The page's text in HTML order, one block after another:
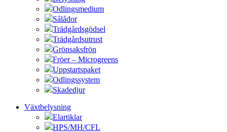
Odlingsmedium
Sålådor
Trädgårdsgödsel
Trädgårdsutrust
Grönsaksfrön
Fröer – Microgreens
Uppstartspaket
Odlingssystem
Skadedjur
Växtbelysning
Elartiklar
HPS/MH/CFL